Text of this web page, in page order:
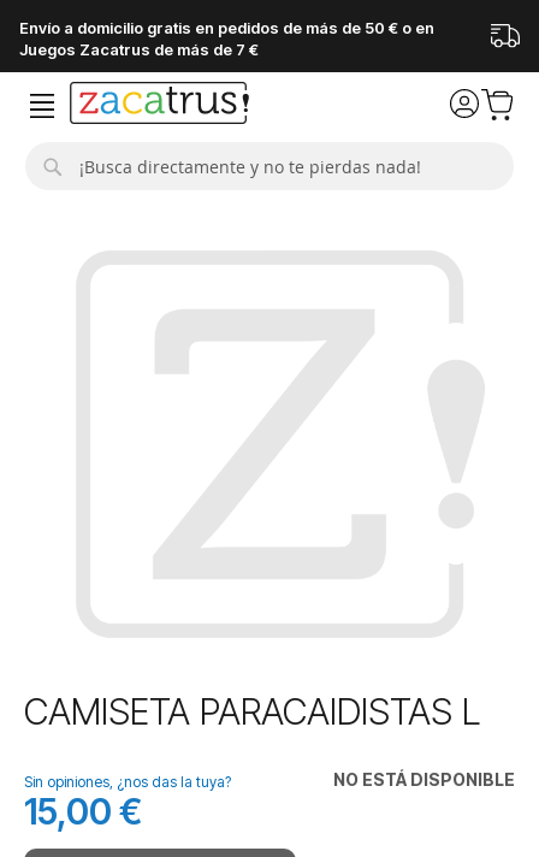
Envío a domicilio gratis en pedidos de más de 50 € o en
Juegos Zacatrus de más de 7 €
Saltar
al
de
la
galería
de
CAMISETA PARACAIDISTAS L
NO ESTÁ DISPONIBLE
Sin opiniones, ¿nos das la tuya?
15,00 €